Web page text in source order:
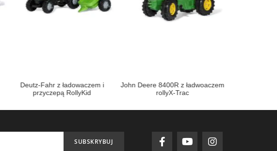
Deutz-Fahr z ładowaczem i
przyczepą RollyKid
John Deere 8400R z ładwoaczem
rollyX-Trac
SUBSKRYBUJ